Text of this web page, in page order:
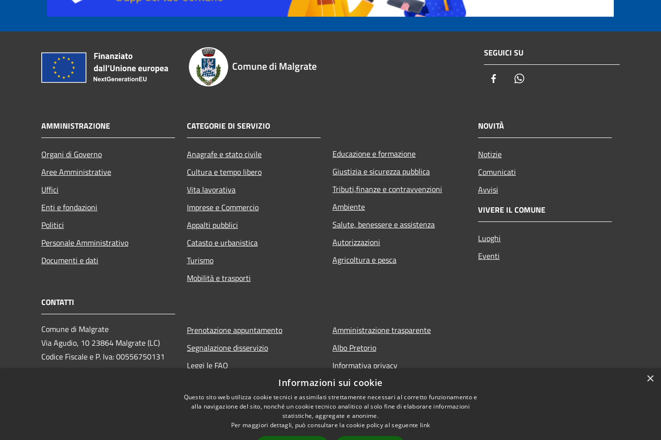
Comune di Malgrate
SEGUICI SU
Facebook
AMMINISTRAZIONE
Organi di Governo
Aree Amministrative
Uffici
Enti e fondazioni
Politici
Personale Amministrativo
Documenti e dati
CATEGORIE DI SERVIZIO
Anagrafe e stato civile
Cultura e tempo libero
Vita lavorativa
Imprese e Commercio
Appalti pubblici
Catasto e urbanistica
Turismo
Mobilità e trasporti
Educazione e formazione
Giustizia e sicurezza pubblica
Tributi,finanze e contravvenzioni
Ambiente
Salute, benessere e assistenza
Autorizzazioni
Agricoltura e pesca
NOVITÀ
Notizie
Comunicati
Avvisi
VIVERE IL COMUNE
Luoghi
Eventi
CONTATTI
Comune di Malgrate
Via Agudio, 10 23864 Malgrate (LC)
Codice Fiscale e P. Iva: 00556750131
comune.malgrate@pec.regione.lombardia.it
Prenotazione appuntamento
Segnalazione disservizio
Leggi le FAQ
Amministrazione trasparente
Albo Pretorio
Informativa privacy
Note legali
Dichiarazione di accessibilità
×
Informazioni sui cookie
Questo sito web utilizza cookie tecnici e assimilati strettamente necessari al corretto funzionamento e
alla navigazione del sito, nonché un cookie tecnico analitico al solo fine di elaborare informazioni
statistiche, aggregate e anonime.
Per maggiori dettagli, può consultare la cookie policy al seguente link